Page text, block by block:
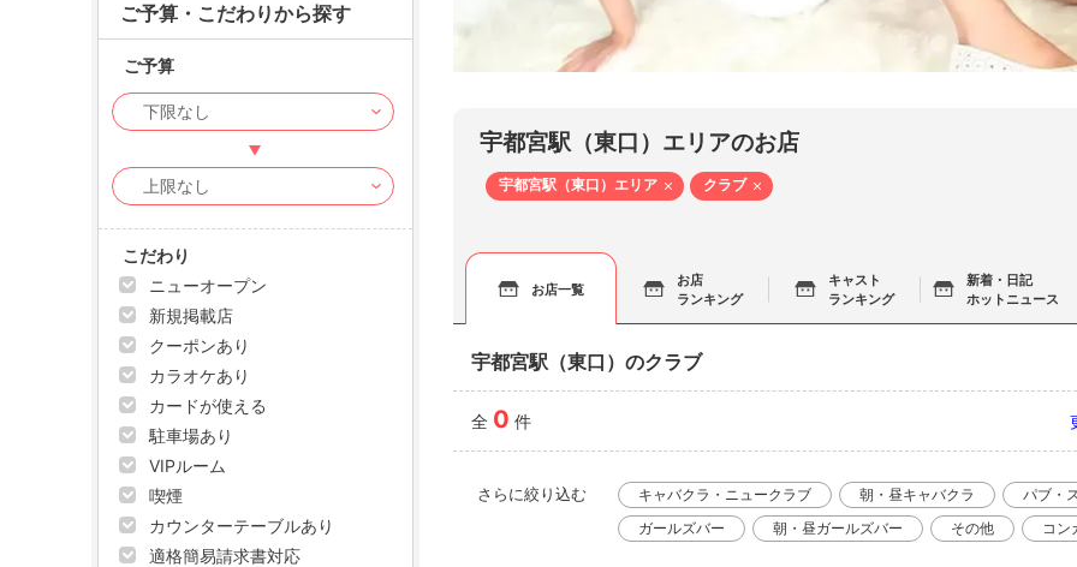
宇都宮駅（東口）エリアのお店
宇都宮駅（東口）エリア クラブ
お店一覧
お店
ランキング
キャスト
ランキング
新着・日記
ホットニュース
宇都宮駅（東口）のクラブ
全 0 件
さらに絞り込む キャバクラ・ニュークラブ 朝・昼キャバクラ
パブ・
ガールズバー
朝・昼ガールズバー その他 コン
ご予算・こだわりから探す
ご予算
こだわり
ニューオープン
新規掲載店
クーポンあり
カラオケあり
カードが使える
駐車場あり
VIPルーム
喫煙
カウンターテーブルあり
適格簡易請求書対応